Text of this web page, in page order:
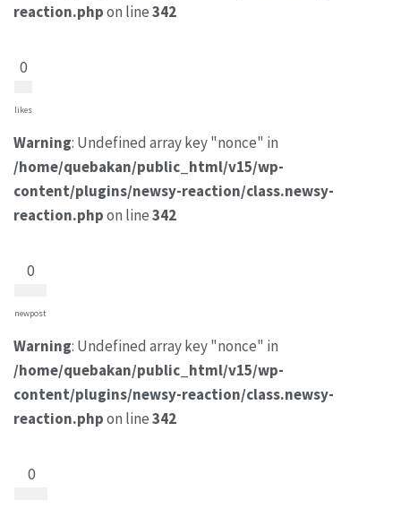
reaction.phpon line342
0
likes
Warning: Undefined array key "nonce" in
/home/quebakan/public_html/v15/wp-
content/plugins/newsy-reaction/class.newsy-
reaction.phpon line342
0
newpost
Warning: Undefined array key "nonce" in
/home/quebakan/public_html/v15/wp-
content/plugins/newsy-reaction/class.newsy-
reaction.phpon line342
0